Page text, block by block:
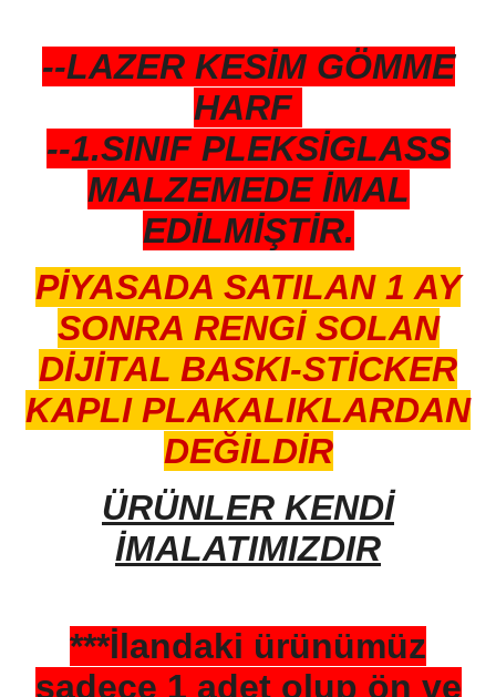
--LAZER KESİM GÖMME
HARF
--1.SINIF PLEKSİGLASS
MALZEMEDE İMAL
EDİLMİŞTİR.
PİYASADA SATILAN 1 AY
SONRA RENGİ SOLAN
DİJİTAL BASKI-STİCKER
KAPLI PLAKALIKLARDAN
DEĞİLDİR
ÜRÜNLER KENDİ
İMALATIMIZDIR
***İlandaki ürünümüz
sadece 1 adet olup ön ve